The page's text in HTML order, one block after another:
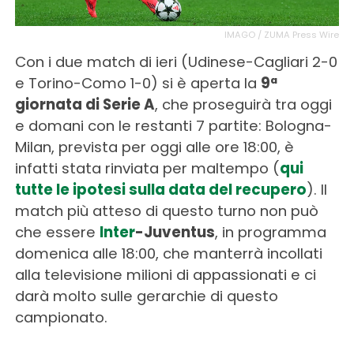
IMAGO / ZUMA Press Wire
Con i due match di ieri (Udinese-Cagliari 2-0
e Torino-Como 1-0) si è aperta la 9ª
giornata di Serie A, che proseguirà tra oggi
e domani con le restanti 7 partite: Bologna-
Milan, prevista per oggi alle ore 18:00, è
infatti stata rinviata per maltempo (qui
tutte le ipotesi sulla data del recupero). Il
match più atteso di questo turno non può
che essere Inter-Juventus, in programma
domenica alle 18:00, che manterrà incollati
alla televisione milioni di appassionati e ci
darà molto sulle gerarchie di questo
campionato.